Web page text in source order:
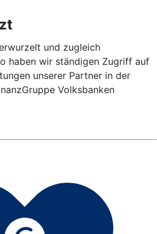
und zugleich
haben wir ständigen Zugriff auf
unserer Partner in der
Volksbanken